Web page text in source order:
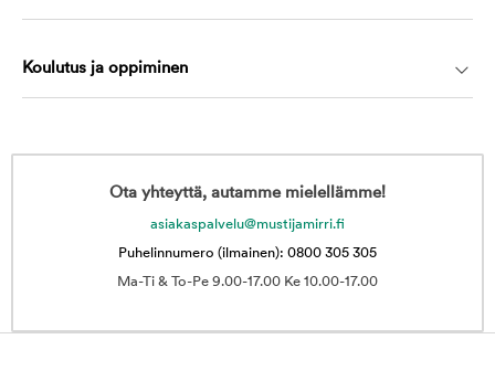
Koulutus ja oppiminen
Ota yhteyttä, autamme mielellämme!
asiakaspalvelu@mustijamirri.fi
Puhelinnumero (ilmainen): 0800 305 305
Ma-Ti & To-Pe 9.00-17.00 Ke 10.00-17.00